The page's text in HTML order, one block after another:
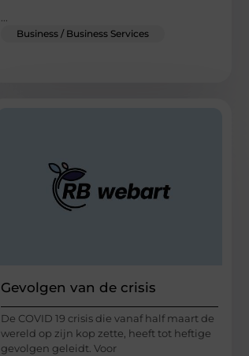
Business / Business Services
Gevolgen van de crisis
De COVID 19 crisis die vanaf half maart de
wereld op zijn kop zette, heeft tot heftige
gevolgen geleidt. Voor